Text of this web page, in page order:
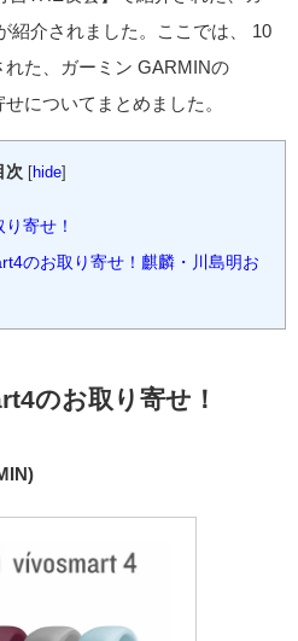
紹介されました。ここでは、 10
れた、ガーミン GARMINの
についてまとめました。
次 hide
寄せ！
のお取り寄せ！麒麟・川島明お
のお取り寄せ！